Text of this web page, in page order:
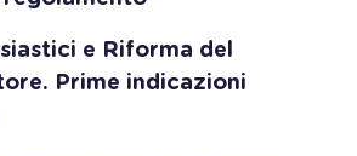
e Riforma del
Prime indicazioni